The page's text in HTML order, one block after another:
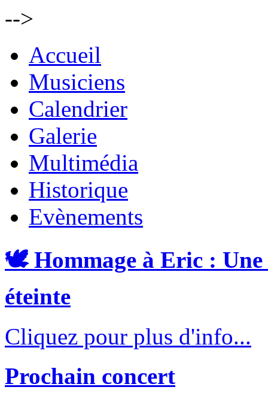
-->
Accueil
Musiciens
Calendrier
Galerie
Multimédia
Historique
Evènements
🕊️ Hommage à Eric : Une
éteinte
Cliquez pour plus d'info...
Prochain concert